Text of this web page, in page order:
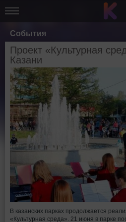
События
Проект «Культурная
Казани
В казанских парках продолжается
«Культурная среда». 21 июня в парке